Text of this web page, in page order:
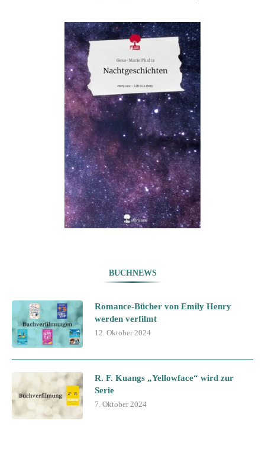
BUCHNEWS
Romance-Bücher von Emily Henry
werden verfilmt
12. Oktober 2024
R. F. Kuangs „Yellowface“ wird zur
Serie
7. Oktober 2024